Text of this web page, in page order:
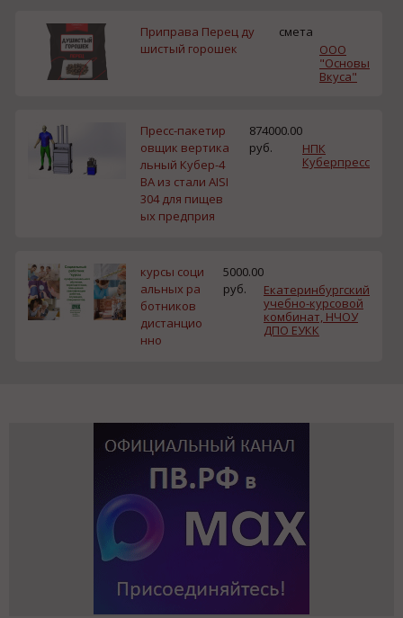
Приправа Перец ду
шистый горошек
смета
ООО
"Основы
Вкуса"
Пресс-пакетир
овщик вертика
льный Кубер-4
ВА из стали AISI
304 для пищев
ых предприя
874000.00
руб.
НПК
Куберпресс
курсы соци
альных ра
ботников
дистанцио
нно
5000.00
руб.
Екатеринбургский
учебно-курсовой
комбинат, НЧОУ
ДПО ЕУКК